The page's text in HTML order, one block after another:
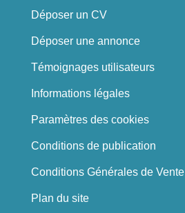
Déposer un CV
Déposer une annonce
Témoignages utilisateurs
Informations légales
Paramètres des cookies
Conditions de publication
Conditions Générales de Vente
Plan du site